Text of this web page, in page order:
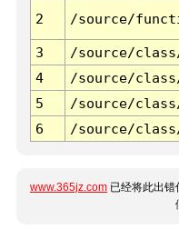
2 /source/
3 /source/
4
/source/
5
/source/
6
/source/
www.365jz.com 已经将此出